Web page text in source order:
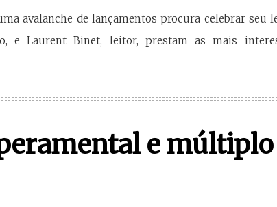
avalanche de lançamentos procura celebrar seu
e Laurent Binet, leitor, prestam as mais
e múltiplo